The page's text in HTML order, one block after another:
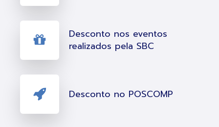
Desconto nos eventos
realizados pela SBC
Desconto no POSCOMP